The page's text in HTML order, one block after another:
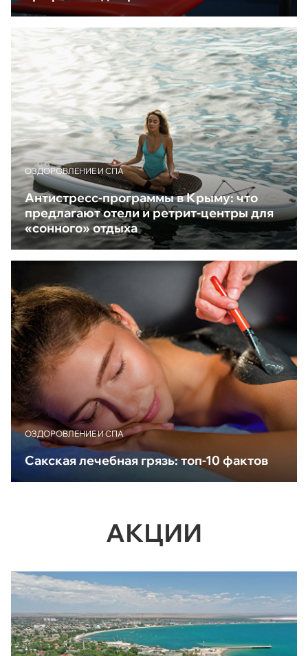
ОЗДОРОВЛЕНИЕ И СПА
Антистресс-программы в Крыму: что
предлагают отели и ретрит-центры для
«сонного» отдыха
ОЗДОРОВЛЕНИЕ И СПА
Сакская лечебная грязь: топ-10 фактов
АКЦИИ